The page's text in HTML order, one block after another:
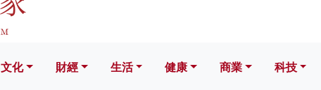
文化 財經 生活 健康 商業 科技